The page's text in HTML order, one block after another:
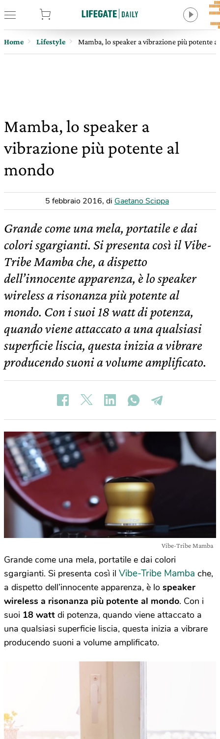
Home Lifestyle Mamba, lo speaker a vibrazione più potente
Mamba, lo speaker a
vibrazione più potente al
mondo
5 febbraio 2016, di Gaetano Scippa
Grande come una mela, portatile e dai
colori sgargianti. Si presenta così il Vibe-
Tribe Mamba che, a dispetto
dell’innocente apparenza, è lo speaker
wireless a risonanza più potente al
mondo. Con i suoi 18 watt di potenza,
quando viene attaccato a una qualsiasi
superficie liscia, questa inizia a vibrare
producendo suoni a volume amplificato.
Vibe-Tribe Mamba
Grande come una mela, portatile e dai colori
sgargianti. Si presenta così il Vibe-Tribe Mamba che,
a dispetto dell’innocente apparenza, è lo speaker
wireless a risonanza più potente al mondo. Con i
suoi 18 watt di potenza, quando viene attaccato a
una qualsiasi superficie liscia, questa inizia a vibrare
producendo suoni a volume amplificato.